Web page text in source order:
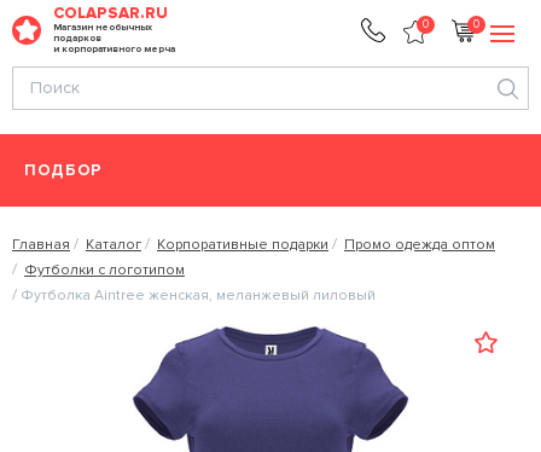
COLAPSAR.RU
Магазин необычных
подарков
и корпоративного мерча
0 0
ПОДБОР
Главная Каталог Корпоративные подарки
Промо одежда оптом
Футболки с логотипом
Футболка Aintree женская, меланжевый лиловый